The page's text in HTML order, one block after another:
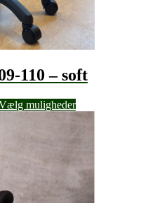
110 – soft
muligheder